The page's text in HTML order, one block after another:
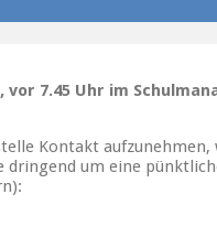
7.45 Uhr im
Kontakt
um eine